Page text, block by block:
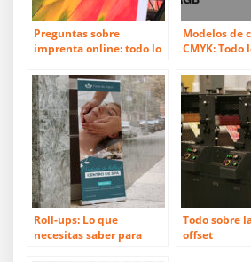
Preguntas sobre
imprenta online: todo lo
Modelos de
CMYK: Todo
Roll-ups: Lo que
necesitas saber para
Todo sobre
offset